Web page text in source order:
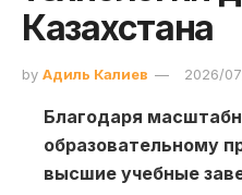
Казахстана
by Адиль Калиев 2026/
Благодаря
образовательному
высшие учебные